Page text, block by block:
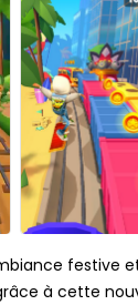
festive
à cette